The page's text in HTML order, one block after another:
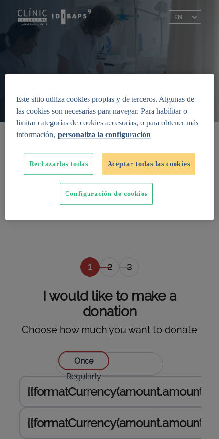
Genetic predisposition to
gastrointestinal cancer
Knowing the cause of a disease and
understanding how and why it is inherited is
the first step towards preventing many of
them. Collaborate, help us make progress on
Este sitio utiliza cookies propias y de terceros. Algunas de
las cookies son necesarias para navegar. Para habilitar o
limitar categorías de cookies accesorias, o para obtener más
información, personaliza la configuración
Rechazarlas todas Aceptar todas las cookies
Configuración de cookies